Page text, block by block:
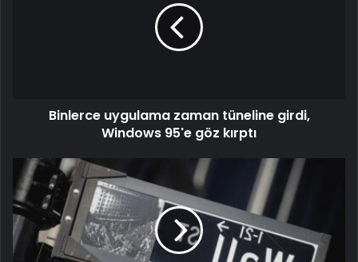
Binlerce uygulama zaman tüneline girdi,
Windows 95'e göz kırptı